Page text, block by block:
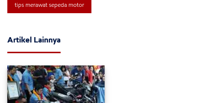
tips merawat sepeda motor
Artikel Lainnya